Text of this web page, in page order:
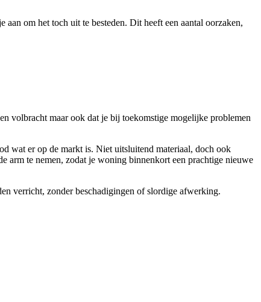
om het toch uit te besteden. Dit heeft een aantal oorzaken,
volbracht maar ook dat je bij toekomstige mogelijke problemen
wat er op de markt is. Niet uitsluitend materiaal, doch ook
arm te nemen, zodat je woning binnenkort een prachtige nieuwe
verricht, zonder beschadigingen of slordige afwerking.